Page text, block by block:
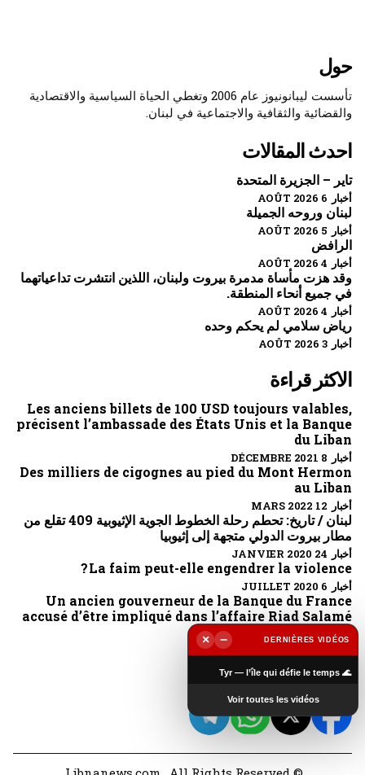
حول
تأسست ليبانونيوز عام 2006 وتغطي الحياة السياسية والاقتصادية
والقضائية والثقافية والاجتماعية في لبنان.
احدث المقالات
تاير – الجزيرة المتحدة
أخبار 6 AOÛT 2026
لبنان وروحه الجميلة
أخبار 5 AOÛT 2026
الرافض
أخبار 4 AOÛT 2026
وقد هزت مأساة مدمرة بيروت ولبنان، اللذين انتشرت تداعياتهما
في جميع أنحاء المنطقة.
أخبار 4 AOÛT 2026
رياض سلامي لم يحكم وحده
أخبار 3 AOÛT 2026
الاكثر قراءة
Les anciens billets de 100 USD toujours valables,
précisent l’ambassade des États Unis et la Banque
du Liban
أخبار 8 DÉCEMBRE 2021
Des milliers de cigognes au pied du Mont Hermon
au Liban
أخبار 12 MARS 2022
لبنان / تاريخ: تحطم رحلة الخطوط الجوية الإثيوبية 409 تقلع من
مطار بيروت الدولي متجهة إلى إثيوبيا
أخبار 24 JANVIER 2020
La faim peut-elle engendrer la violence ?
أخبار 6 JUILLET 2020
Un ancien gouverneur de la Banque du France
accusé d’être impliqué dans l’affaire Riad Salamé
أخبار 6 OCTOBRE 2022
تابعونا
DERNIÈRES VIDÉOS
−
×
🌊 Tyr — l’île qui défie le temps
Voir toutes les vidéos